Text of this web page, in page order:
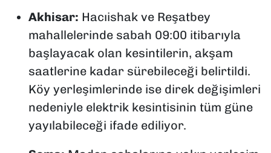
Akhisar: Hacıishak ve Reşatbey
mahallelerinde sabah 09:00 itibarıyla
başlayacak olan kesintilerin, akşam
saatlerine kadar sürebileceği belirtildi.
Köy yerleşimlerinde ise direk değişimleri
nedeniyle elektrik kesintisinin tüm güne
yayılabileceği ifade ediliyor.